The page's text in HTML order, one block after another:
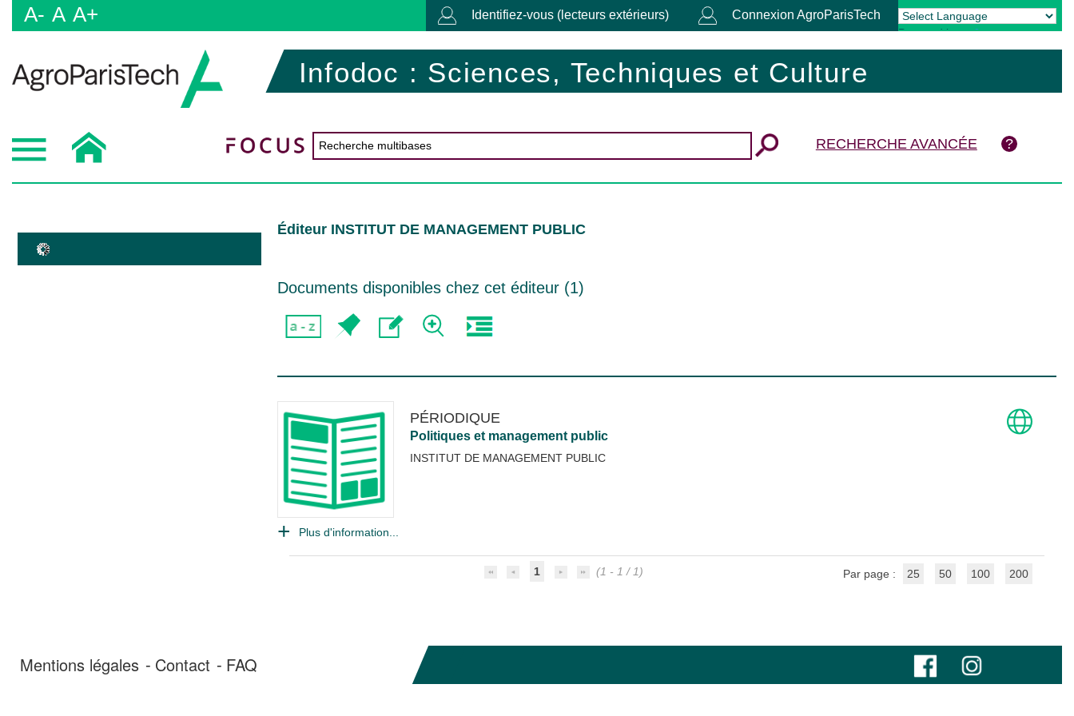
A- A A+ Identifiez-vous (lecteurs extérieurs) Connexion AgroParisTech
Powered by Translate
Infodoc : Sciences, Techniques et Culture
RECHERCHE AVANCÉE
Éditeur INSTITUT DE MANAGEMENT PUBLIC
Documents disponibles chez cet éditeur (1)
PÉRIODIQUE
Politiques et management public
INSTITUT DE MANAGEMENT PUBLIC
Plus d'information...
1 (1 - 1 / 1) Par page : 25 50 100 200
Mentions légales Contact FAQ